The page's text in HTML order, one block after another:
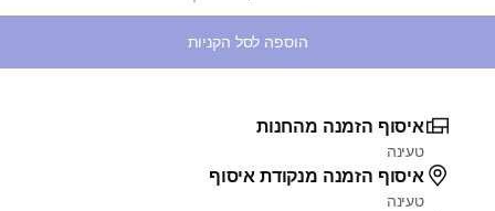
בחירת כמות
הוספה לסל הקניות
איסוף הזמנה מהחנות
טעינה
איסוף הזמנה מנקודת איסוף
טעינה